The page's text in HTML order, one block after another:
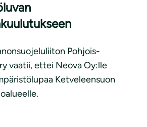
Pohjois-
vaatii, ettei Neova Oy:lle
Ketveleensuon